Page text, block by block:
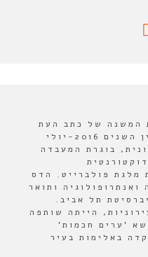
המשנה של כתב העת
והפודקסט "אורבנולוגיה" בין השנים 2016-יולי
בוגרת המעבדה
מלגת פולברייט. הדס
ואנתרופולוגיה ותואר
תל אביב.
הייתה שותפה
'ערים חכמות'
באלימות בעיר